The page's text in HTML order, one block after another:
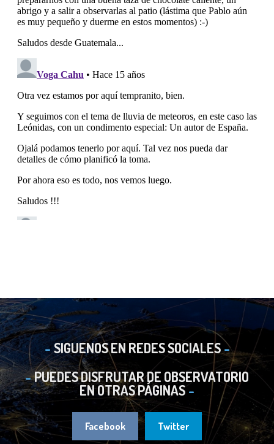
SIGUENOS EN REDES SOCIALES
PUEDES DISFRUTAR DE OBSERVATORIO
EN OTRAS PÁGINAS
Facebook Twitter